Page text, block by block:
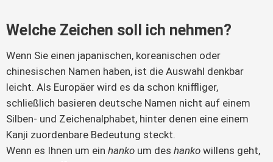
Welche Zeichen soll ich nehmen?
Wenn Sie einen japanischen, koreanischen oder
chinesischen Namen haben, ist die Auswahl denkbar
leicht. Als Europäer wird es da schon kniffliger,
schließlich basieren deutsche Namen nicht auf einem
Silben- und Zeichenalphabet, hinter denen eine einem
Kanji zuordenbare Bedeutung steckt.
Wenn es Ihnen um ein hanko um des hanko willens geht,